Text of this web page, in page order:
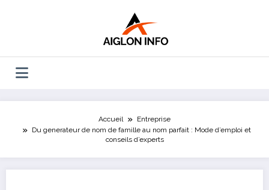
Accueil
Entreprise
Du generateur de nom de famille au nom parfait : Mode d’emploi et
conseils d’experts